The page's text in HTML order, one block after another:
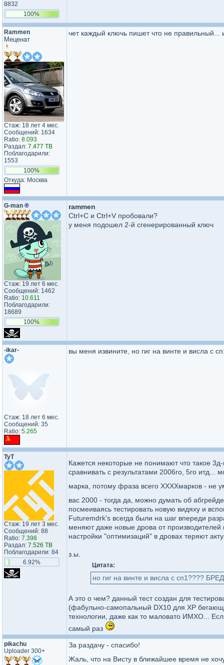
8832
100%
Rammen
Меценат
Стаж: 18 лет 4 мес.
Сообщений: 1634
Ratio: 8.093
Раздал: 7.477 TB
Поблагодарили:
1553
100%
Откуда: Москва
чет каждый ключь пишет что не правильный...
G-man ®
Стаж: 19 лет 6 мес.
Сообщений: 1462
Ratio: 10.611
Поблагодарили:
18689
100%
rammen
Ctrl+C и Ctrl+V пробовали?
у меня подошел 2-й сгенерированный ключ
-ikar-
Стаж: 18 лет 6 мес.
Сообщений: 35
Ratio: 5.265
вы меня извините, но гиг на винте и висла с
TyT
Стаж: 19 лет 3 мес.
Сообщений: 88
Ratio: 7.398
Раздал: 7.526 TB
Поблагодарили: 84
6.92%
Кажется некоторые не понимают что такое
сравнивать с результатами 2006го, 5го
марка, потому фраза всего ХХХХмарков - не
вас 2000 - тогда да, можно думать об
посмеиваясь тестировать новую видяху и
Futuremdrk's всегда были на шаг впереди
меняют даже новые дрова от производителей
настройки "оптимизаций" в дровах теряют
з.ы.
Цитата:
но гиг на винте и висла с сп1????
А это о чем? данный тест создан для
(фабульно-самопальный DX10 для ХР
технологии, даже как то маловато ИМХО...
самый раз
pikachu
Uploader 300+
За раздачу - спасибо!
Жаль, что на Висту в ближайшее время не